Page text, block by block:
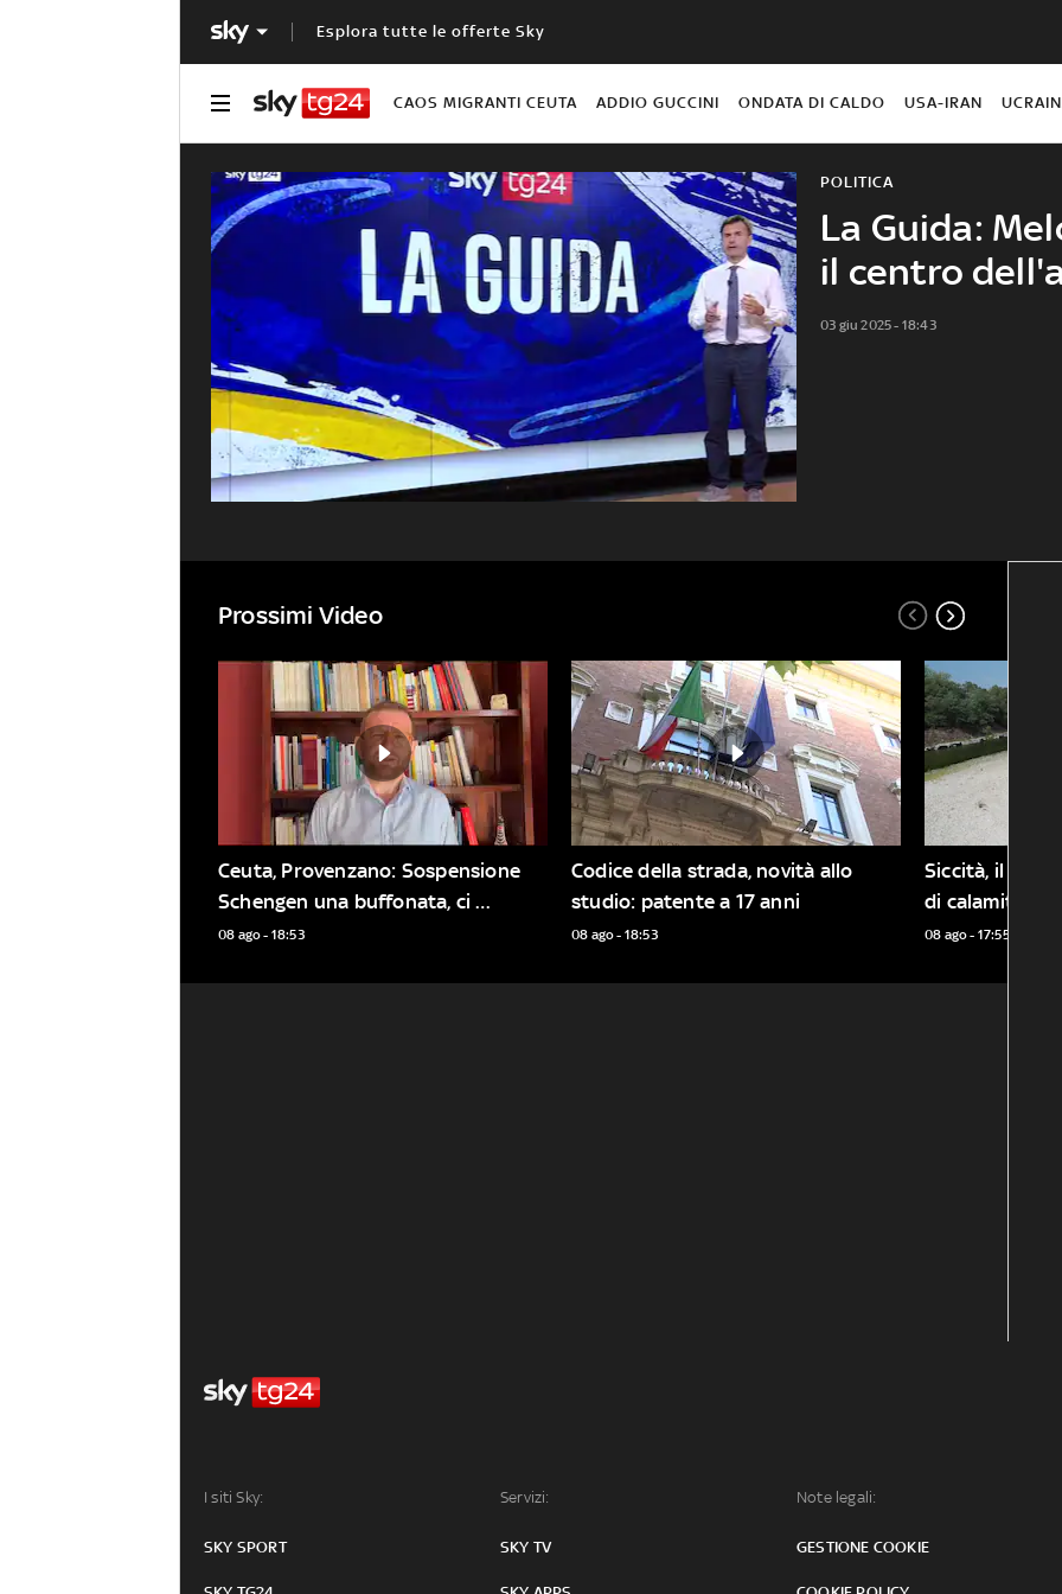
Esplora tutte le offerte Sky
CAOS MIGRANTI CEUTA ADDIO GUCCINI ONDATA DI CALDO USA-IRAN
La Guida:
il centro
POLITICA
03 giu 2025 - 18:43
Prossimi Video
Ceuta, Provenzano: Sospensione
Schengen una buffonata, ci
rimettono i turisti
08 ago - 18:53
Codice della strada, novità allo
studio: patente a 17 anni
08 ago - 18:53
Siccità, il
di calamità
08 ago - 17:55
I siti Sky:
SKY SPORT
Servizi:
SKY TV
Note legali:
GESTIONE COOKIE